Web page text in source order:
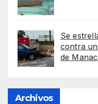
Se
contra
de
Archivos